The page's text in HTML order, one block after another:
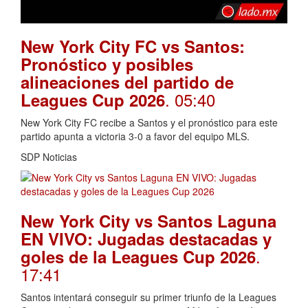
New York City FC vs Santos:
Pronóstico y posibles
alineaciones del partido de
Leagues Cup 2026. 05:40
New York City FC recibe a Santos y el pronóstico para este
partido apunta a victoria 3-0 a favor del equipo MLS.
SDP Noticias
New York City vs Santos Laguna
EN VIVO: Jugadas destacadas y
goles de la Leagues Cup 2026.
17:41
Santos intentará conseguir su primer triunfo de la Leagues